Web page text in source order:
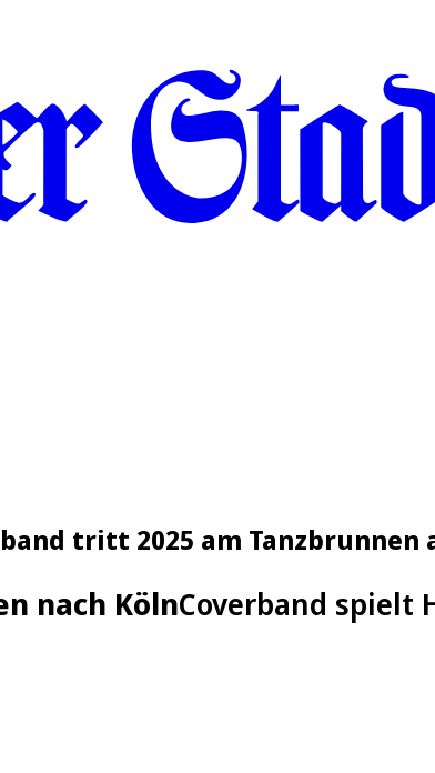
tritt 2025 am Tanzbrunnen
nach KölnCoverband spielt